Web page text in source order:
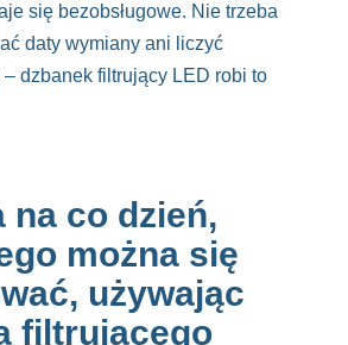
się bezobsługowe. Nie trzeba
daty wymiany ani liczyć
dzbanek filtrujący LED robi to
na co dzień,
można się
używając
filtrującego